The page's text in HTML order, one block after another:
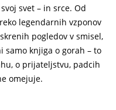
svet – in srce. Od
legendarnih vzponov
pogledov v smisel,
samo knjiga o gorah – to
o prijateljstvu, padcih
omejuje.